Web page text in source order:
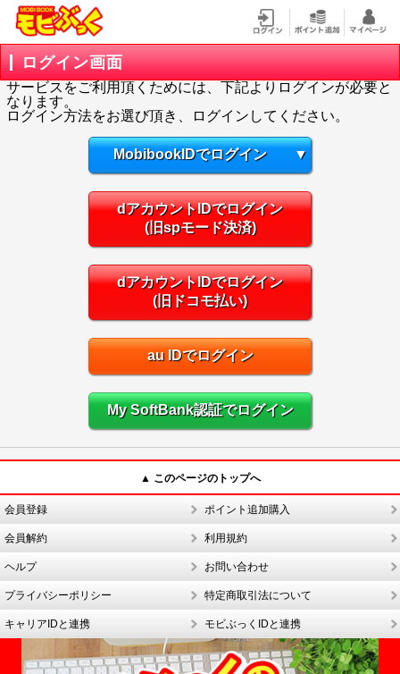
ログイン画面
サービスをご利用頂くためには、下記よりログインが必要と
なります。
ログイン方法をお選び頂き、ログインしてください。
MobibookIDでログイン ▼
dアカウントIDでログイン
(旧spモード決済)
dアカウントIDでログイン
(旧ドコモ払い)
au IDでログイン
My SoftBank認証でログイン
▲ このページのトップへ
会員登録 ポイント追加購入
会員解約 利用規約
ヘルプ お問い合わせ
プライバシーポリシー 特定商取引法について
キャリアIDと連携 モビぶっくIDと連携